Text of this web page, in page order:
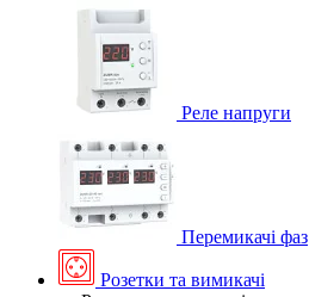
Реле напруги
Перемикачі фаз
Розетки та вимикачі